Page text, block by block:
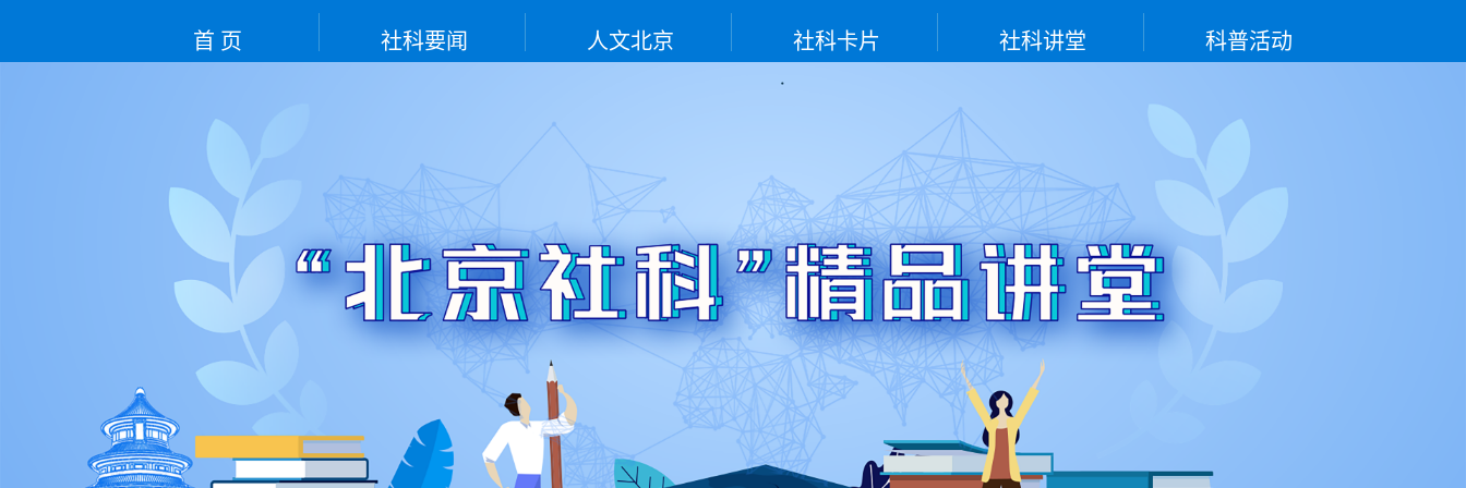
首 页 社科要闻 人文北京 社科卡片 社科讲堂 科普活动